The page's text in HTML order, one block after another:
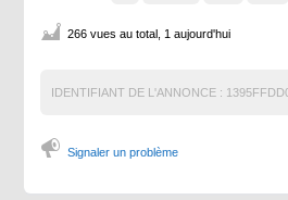
266 vues au total, 1 aujourd'hui
IDENTIFIANT DE L'ANNONCE :
Signaler un problème